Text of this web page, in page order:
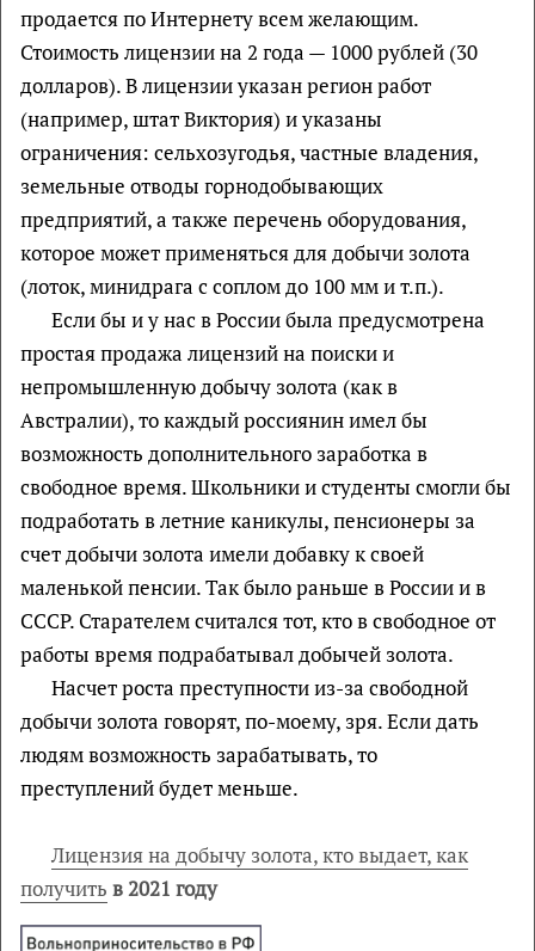
продается по Интернету всем желающим.
Стоимость лицензии на 2 года — 1000 рублей (30
долларов). В лицензии указан регион работ
(например, штат Виктория) и указаны
ограничения: сельхозугодья, частные владения,
земельные отводы горнодобывающих
предприятий, а также перечень оборудования,
которое может применяться для добычи золота
(лоток, минидрага с соплом до 100 мм и т.п.).
Если бы и у нас в России была предусмотрена
простая продажа лицензий на поиски и
непромышленную добычу золота (как в
Австралии), то каждый россиянин имел бы
возможность дополнительного заработка в
свободное время. Школьники и студенты смогли бы
подработать в летние каникулы, пенсионеры за
счет добычи золота имели добавку к своей
маленькой пенсии. Так было раньше в России и в
СССР. Старателем считался тот, кто в свободное от
работы время подрабатывал добычей золота.
Насчет роста преступности из-за свободной
добычи золота говорят, по-моему, зря. Если дать
людям возможность зарабатывать, то
преступлений будет меньше.
Лицензия на добычу золота, кто выдает, как
получить в 2021 году